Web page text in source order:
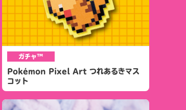
ガチャ™
Pokémon Pixel Art つれあるきマス
コット